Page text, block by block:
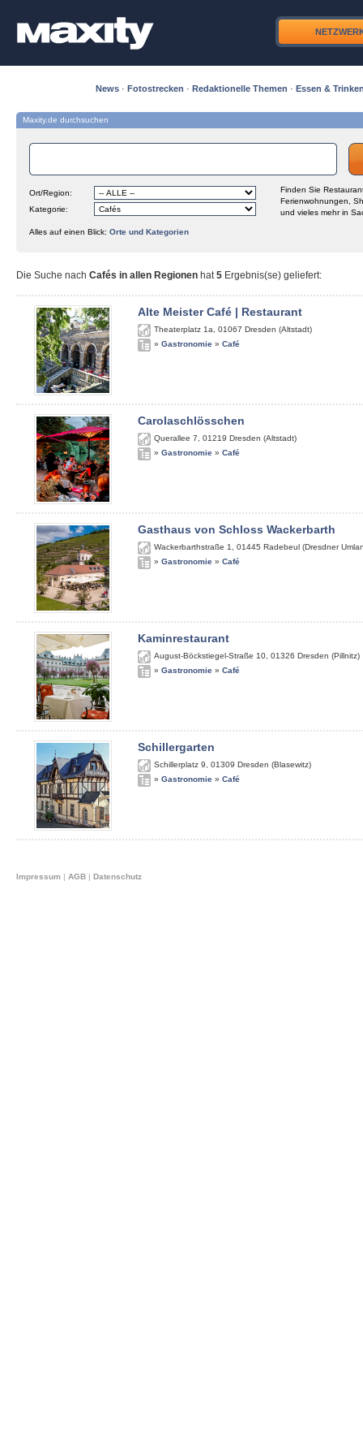
News · Fotostrecken · Redaktionelle Themen · Essen &
Maxity.de durchsuchen
Ort/Region:
Kategorie:
Finden Sie
Ferienwohnungen,
und vieles mehr in
Alles auf einen Blick: Orte und Kategorien
Die Suche nach Cafés in allen Regionen hat5 Ergebnis(se) geliefert:
Alte Meister Café | Restaurant
Theaterplatz 1a 01067 Dresden (Altstadt)
» Gastronomie » Café
Carolaschlösschen
Querallee 7 01219 Dresden (Altstadt)
» Gastronomie » Café
Gasthaus von Schloss Wackerbarth
Wackerbarthstraße 1 01445 Radebeul (Dresdner
» Gastronomie » Café
Kaminrestaurant
August-Böckstiegel-Straße 10 01326 Dresden (Pillnitz)
» Gastronomie » Café
Schillergarten
Schillerplatz 9 01309 Dresden (Blasewitz)
» Gastronomie » Café
Impressum | AGB | Datenschutz